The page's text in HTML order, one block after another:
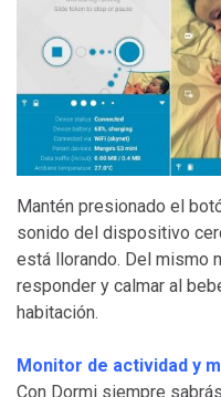
Mantén presionado el
sonido del dispositivo
está llorando. Del mismo
responder y calmar al
habitación.
Monitor de actividad y
Con Dormi siempre